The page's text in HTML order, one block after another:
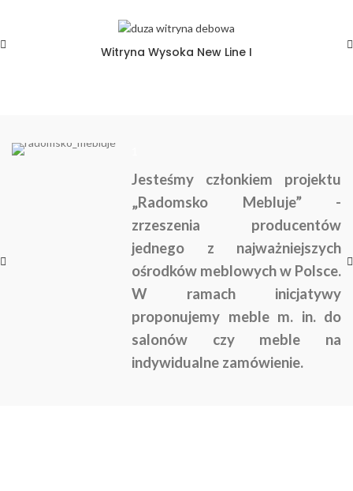
Witryna Wysoka New Line I
Jesteśmy członkiem projektu
„Radomsko Mebluje” -
zrzeszenia producentów
jednego z najważniejszych
ośrodków meblowych w Polsce.
W ramach inicjatywy
proponujemy meble m. in. do
salonów czy meble na
indywidualne zamówienie.